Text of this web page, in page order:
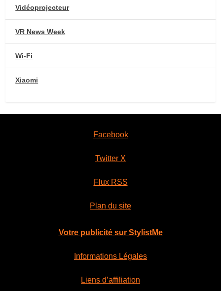
Vidéoprojecteur
VR News Week
Wi-Fi
Xiaomi
Facebook
Twitter X
Flux RSS
Plan du site
Votre publicité sur StylistMe
Informations Légales
Liens d’affiliation